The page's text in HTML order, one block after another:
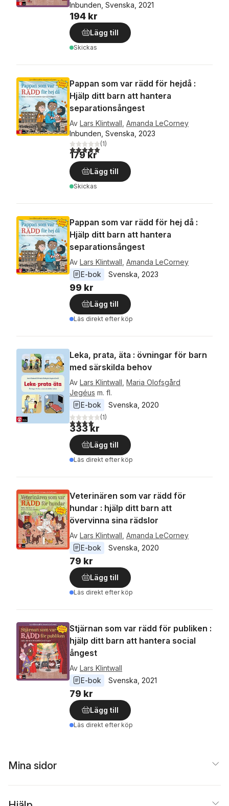
Inbunden, Svenska, 2021
194 kr
Lägg till
Skickas
Pappan som var rädd för hejdå :
Hjälp ditt barn att hantera
separationsångest
Av Lars Klintwall Amanda LeCorney
Inbunden, Svenska, 2023
5,0utav 5 stjärnor. Totalt antal röster:
(1)
179 kr
Lägg till
Skickas
Pappan som var rädd för hej då :
Hjälp ditt barn att hantera
separationsångest
Av Lars Klintwall Amanda LeCorney
E-bok
Svenska 2023
99 kr
Lägg till
Läs direkt efter köp
Leka, prata, äta : övningar för barn
med särskilda behov
Av Lars Klintwall Maria Olofsgård
Jegéus m. fl.
E-bok
Svenska 2020
4,0utav 5 stjärnor. Totalt antal röster:
(1)
333 kr
Lägg till
Läs direkt efter köp
Veterinären som var rädd för
hundar : hjälp ditt barn att
övervinna sina rädslor
Av Lars Klintwall Amanda LeCorney
E-bok
Svenska 2020
79 kr
Lägg till
Läs direkt efter köp
Stjärnan som var rädd för publiken :
hjälp ditt barn att hantera social
ångest
Av Lars Klintwall
E-bok
Svenska 2021
79 kr
Lägg till
Läs direkt efter köp
Mina sidor